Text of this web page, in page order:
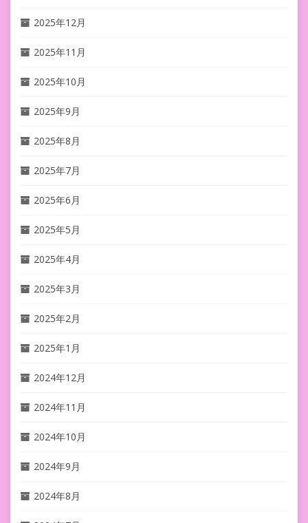
2025年12月
2025年11月
2025年10月
2025年9月
2025年8月
2025年7月
2025年6月
2025年5月
2025年4月
2025年3月
2025年2月
2025年1月
2024年12月
2024年11月
2024年10月
2024年9月
2024年8月